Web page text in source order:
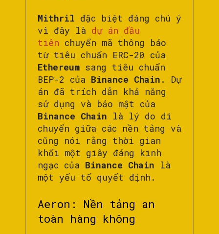
Mithril đặc biệt đáng chú ý
vì đây là dự án đầu
tiên chuyển mã thông báo
từ tiêu chuẩn ERC-20 của
Ethereum sang tiêu chuẩn
BEP-2 của Binance Chain . Dự
án đã trích dẫn khả năng
sử dụng và bảo mật của
Binance Chain là lý do di
chuyển giữa các nền tảng và
cũng nói rằng thời gian
khối một giây đáng kinh
ngạc của Binance Chain là
một yếu tố quyết định.
Aeron: Nền tảng an
toàn hàng không